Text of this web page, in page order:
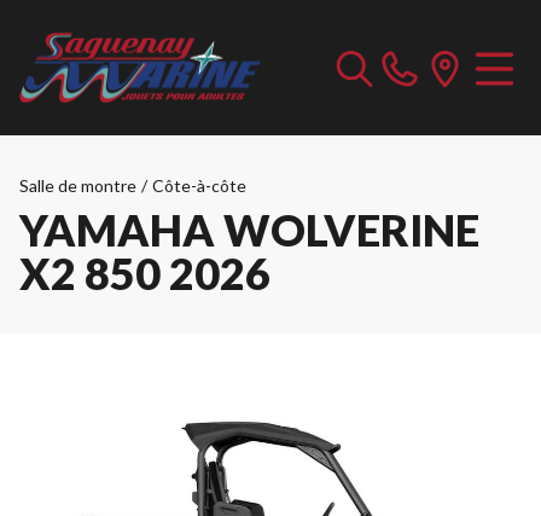
Salle de montre / Côte-à-côte
YAMAHA WOLVERINE
X2 850 2026